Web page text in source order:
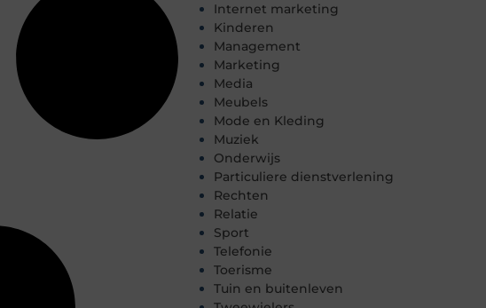
Internet marketing
Kinderen
Management
Marketing
Media
Meubels
Mode en Kleding
Muziek
Onderwijs
Particuliere dienstverlening
Rechten
Relatie
Sport
Telefonie
Toerisme
Tuin en buitenleven